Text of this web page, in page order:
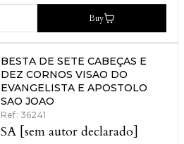
Buy
BESTA DE SETE CABEÇAS E
DEZ CORNOS VISAO DO
EVANGELISTA E APOSTOLO
SAO JOAO
Ref: 36241
SA [sem autor declarado]